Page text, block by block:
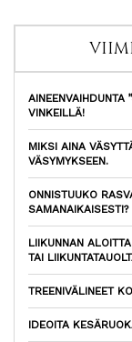
AINEENVAIHDUNTA
VINKEILLÄ!
MIKSI AINA
VÄSYMYKSEEN.
ONNISTUUKO
SAMANAIKAISESTI?
LIIKUNNAN
TAI
TREENIVÄLINEET
IDEOITA